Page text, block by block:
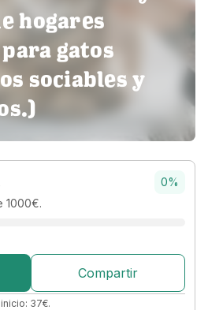
hogares
gatos
sociables y
1000€.
0%
Compartir
37€.